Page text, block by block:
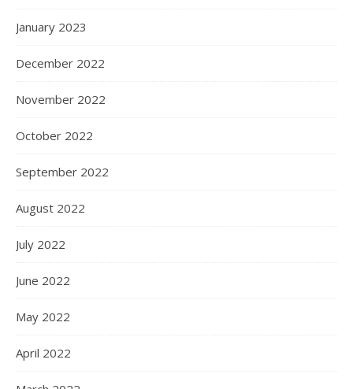
January 2023
December 2022
November 2022
October 2022
September 2022
August 2022
July 2022
June 2022
May 2022
April 2022